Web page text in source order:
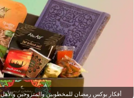
أفكار بوكس رمضان للمخطوبين والمتزوجين والأهل